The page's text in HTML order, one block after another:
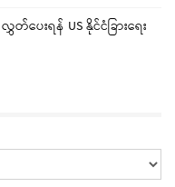
ပေးရန် US နိုင်ငံခြားရေး